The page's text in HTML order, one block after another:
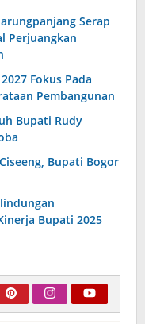
Serap
Perjuangkan
Fokus Pada
Pembangunan
Bupati Rudy
Bupati Bogor
Bupati 2025